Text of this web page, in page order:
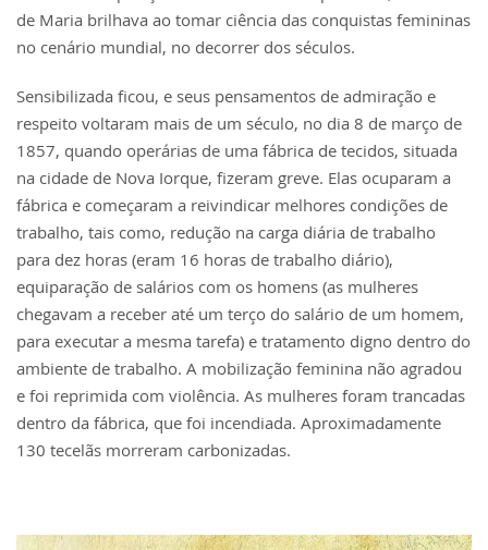
de Maria brilhava ao tomar ciência das conquistas femininas
no cenário mundial, no decorrer dos séculos.
Sensibilizada ficou, e seus pensamentos de admiração e
respeito voltaram mais de um século, no dia 8 de março de
1857, quando operárias de uma fábrica de tecidos, situada
na cidade de Nova Iorque, fizeram greve. Elas ocuparam a
fábrica e começaram a reivindicar melhores condições de
trabalho, tais como, redução na carga diária de trabalho
para dez horas (eram 16 horas de trabalho diário),
equiparação de salários com os homens (as mulheres
chegavam a receber até um terço do salário de um homem,
para executar a mesma tarefa) e tratamento digno dentro do
ambiente de trabalho. A mobilização feminina não agradou
e foi reprimida com violência. As mulheres foram trancadas
dentro da fábrica, que foi incendiada. Aproximadamente
130 tecelãs morreram carbonizadas.